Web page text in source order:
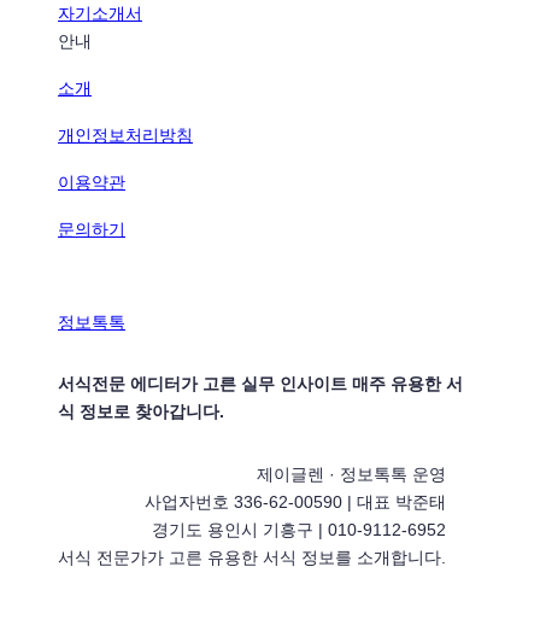
자기소개서
안내
소개
개인정보처리방침
이용약관
문의하기
정보톡톡
서식전문 에디터가 고른 실무 인사이트 매주 유용한 서
식 정보로 찾아갑니다.
제이글렌 · 정보톡톡 운영
사업자번호 336-62-00590 | 대표 박준태
경기도 용인시 기흥구 | 010-9112-6952
서식 전문가가 고른 유용한 서식 정보를 소개합니다.